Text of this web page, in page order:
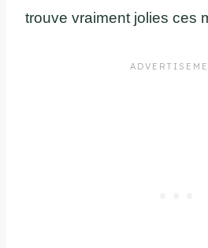
trouve vraiment jolies ces